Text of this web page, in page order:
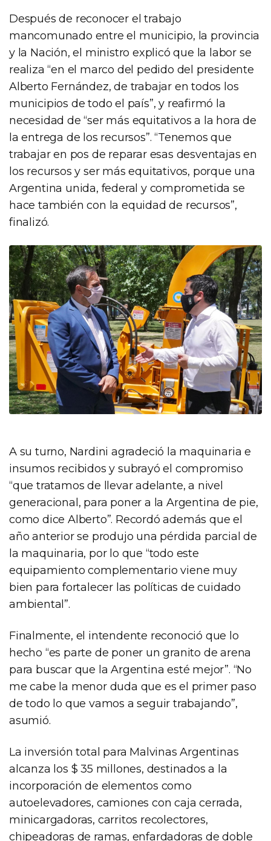
Después de reconocer el trabajo
mancomunado entre el municipio, la provincia
y la Nación, el ministro explicó que la labor se
realiza “en el marco del pedido del presidente
Alberto Fernández, de trabajar en todos los
municipios de todo el país”, y reafirmó la
necesidad de “ser más equitativos a la hora de
la entrega de los recursos”. “Tenemos que
trabajar en pos de reparar esas desventajas en
los recursos y ser más equitativos, porque una
Argentina unida, federal y comprometida se
hace también con la equidad de recursos”,
finalizó.
A su turno, Nardini agradeció la maquinaria e
insumos recibidos y subrayó el compromiso
“que tratamos de llevar adelante, a nivel
generacional, para poner a la Argentina de pie,
como dice Alberto”. Recordó además que el
año anterior se produjo una pérdida parcial de
la maquinaria, por lo que “todo este
equipamiento complementario viene muy
bien para fortalecer las políticas de cuidado
ambiental”.
Finalmente, el intendente reconoció que lo
hecho “es parte de poner un granito de arena
para buscar que la Argentina esté mejor”. “No
me cabe la menor duda que es el primer paso
de todo lo que vamos a seguir trabajando”,
asumió.
La inversión total para Malvinas Argentinas
alcanza los $ 35 millones, destinados a la
incorporación de elementos como
autoelevadores, camiones con caja cerrada,
minicargadoras, carritos recolectores,
chipeadoras de ramas, enfardadoras de doble